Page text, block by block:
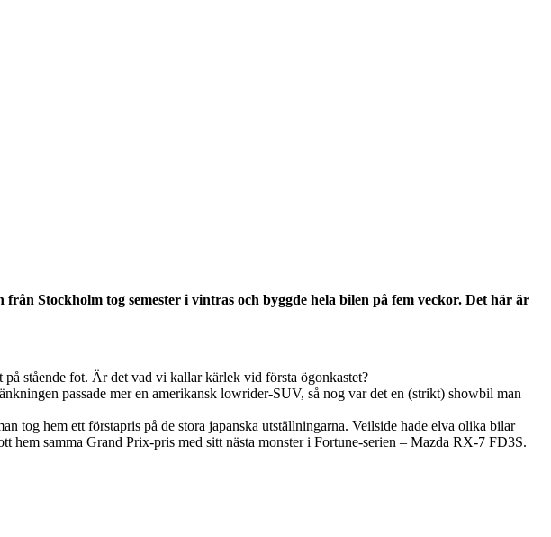
Stockholm tog semester i vintras och byggde hela bilen på fem veckor. Det här är
stående fot. Är det vad vi kallar kärlek vid första ögonkastet?
passade mer en amerikansk lowrider-SUV, så nog var det en (strikt) showbil man
tog hem ett förstapris på de stora japanska utställningarna. Veilside hade elva olika bilar
hem samma Grand Prix-pris med sitt nästa monster i Fortune-serien – Mazda RX-7 FD3S.